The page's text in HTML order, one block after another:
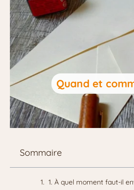
Quand et
Sommaire
1. À quel moment faut-il